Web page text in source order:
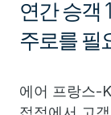
연간 승객
주로를 필
에어 프랑스-